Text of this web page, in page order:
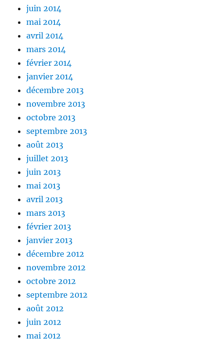
juin 2014
mai 2014
avril 2014
mars 2014
février 2014
janvier 2014
décembre 2013
novembre 2013
octobre 2013
septembre 2013
août 2013
juillet 2013
juin 2013
mai 2013
avril 2013
mars 2013
février 2013
janvier 2013
décembre 2012
novembre 2012
octobre 2012
septembre 2012
août 2012
juin 2012
mai 2012